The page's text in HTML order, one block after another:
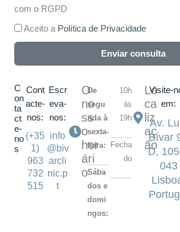
com o RGPD
Aceito a Política de Privacidade
Enviar consulta
C
on
ta
ct
e-
no
s
Cont
acte-
nos:
(+35
1)
963
732
515
Escr
eva-
nos:
info
@biv
arcli
nic.p
t
O
no
ss
o
hor
ári
o
De
segu
nda à
sexta-
feira:
Sába
dos e
domi
ngos:
10h
às
19h
Fecha
do
Lo
ca
liz
aç
ão
Visite-
em:
Av.
Bívar
D,
043